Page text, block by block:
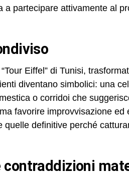
a partecipare attivamente al
Eiffel” di Tunisi,
diventano simbolici: una
o corridoi che
favorire improvvisazione ed
definitive perché
contraddizioni